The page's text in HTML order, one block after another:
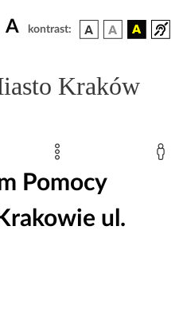
A kontrast:
Kraków
Pomocy
ul.